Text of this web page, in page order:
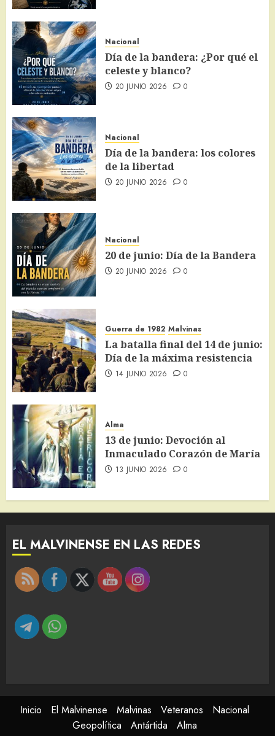
Nacional
Día de la bandera: ¿Por qué el
celeste y blanco?
20 JUNIO 2026 0
Nacional
Día de la bandera: los colores
de la libertad
20 JUNIO 2026 0
Nacional
20 de junio: Día de la Bandera
20 JUNIO 2026 0
Guerra de 1982 Malvinas
La batalla final del 14 de junio:
Día de la máxima resistencia
14 JUNIO 2026 0
Alma
13 de junio: Devoción al
Inmaculado Corazón de María
13 JUNIO 2026 0
EL MALVINENSE EN LAS REDES
Inicio El Malvinense Malvinas Veteranos
Nacional
Geopolítica
Antártida
Alma